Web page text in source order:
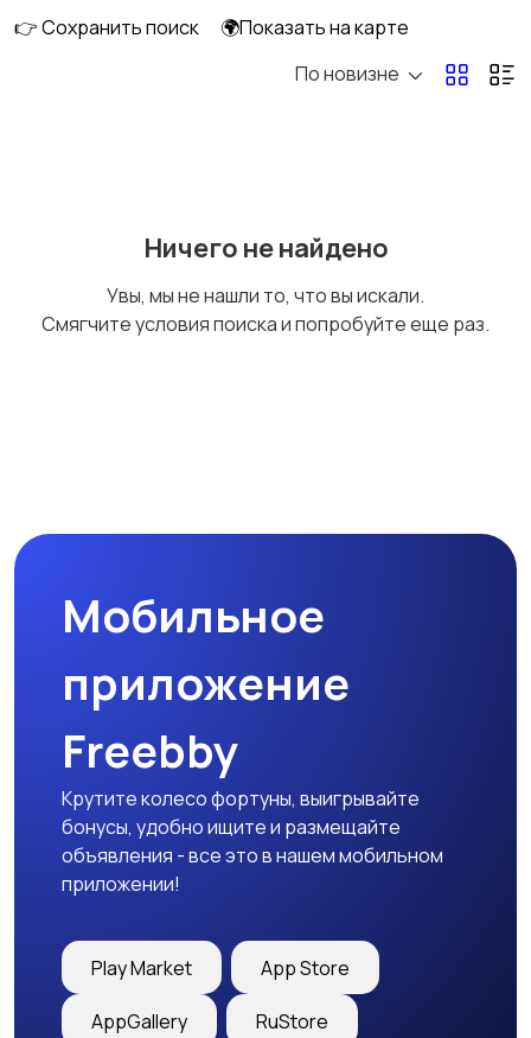
Добыча сырья,
Медицина Начало карьеры
Образование и наука
закупки
👉 Сохранить поиск
🌍Показать на карте
По новизне
Ничего не найдено
Увы, мы не нашли то, что вы искали.
Смягчите условия поиска и попробуйте еще раз.
Мобильное
приложение
Freebby
Крутите колесо фортуны, выигрывайте
бонусы, удобно ищите и размещайте
объявления - все это в нашем мобильном
приложении!
Play Market App Store
AppGallery RuStore